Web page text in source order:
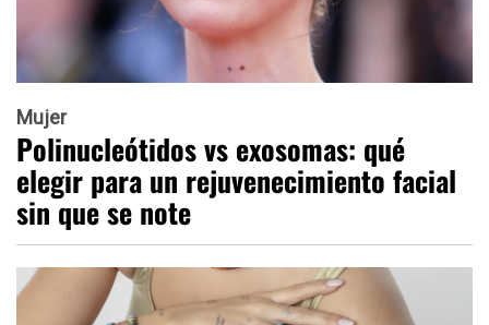
Mujer
Polinucleótidos vs exosomas: qué
elegir para un rejuvenecimiento facial
sin que se note